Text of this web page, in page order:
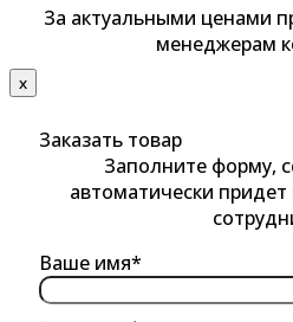
За актуальными ценами
менеджерам
х
Заказать товар
Заполните форму,
автоматически
Ваше имя*